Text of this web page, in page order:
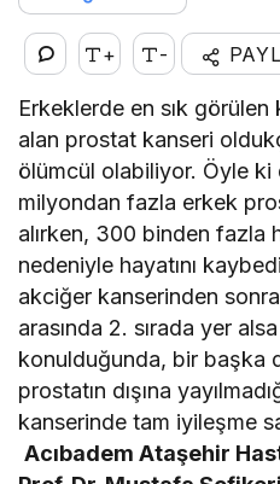
+ -
Erkeklerde en sık
alan prostat kanseri
ölümcül olabiliyor. Öyle ki
milyondan fazla erkek
alırken, 300 binden fazla
nedeniyle hayatını
akciğer kanserinden
arasında 2. sırada yer
konulduğunda, bir başka
prostatın dışına
kanserinde tam iyileşme
Acıbadem Ataşehir